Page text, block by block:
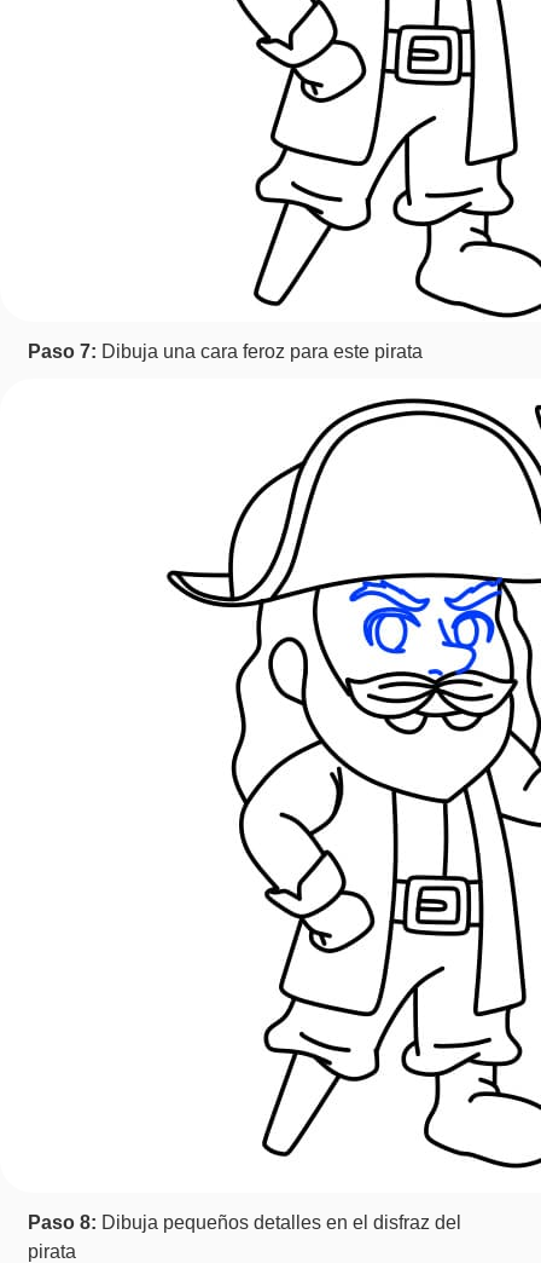
Paso 7: Dibuja una cara feroz para este pirata
Paso 8: Dibuja pequeños detalles en el disfraz del
pirata